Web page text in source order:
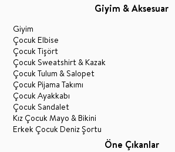
Giyim & Aksesuar
Giyim
Çocuk Elbise
Çocuk Tişört
Çocuk Sweatshirt & Kazak
Çocuk Tulum & Salopet
Çocuk Pijama Takımı
Çocuk Ayakkabı
Çocuk Sandalet
Kız Çocuk Mayo & Bikini
Erkek Çocuk Deniz Şortu
Öne Çıkanlar